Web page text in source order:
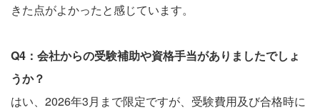
きた点がよかったと感じています。
Q4：会社からの受験補助や資格手当がありましたでしょ
うか？
はい、2026年3月まで限定ですが、受験費用及び合格時に